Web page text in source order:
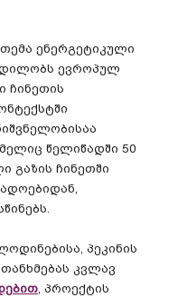
თემა ენერგეტიკული
ევროპულ
ჩინეთის
წელიწადში 50
გაზის ჩინეთში
,
.
, პეკინის
კვლავ
, პროექტის